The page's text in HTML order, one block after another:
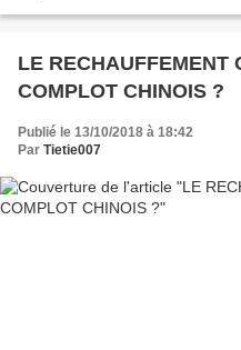
LE RECHAUFFEMENT
COMPLOT CHINOIS ?
Publié le 13/10/2018 à 18:42
Par Tietie007